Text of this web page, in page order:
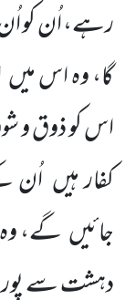
رہے، اُن کو اُن
گا، وہ اس میں
اس کو ذوق و
کفار ہیں اُن
جائیںگے،
دہشت سے